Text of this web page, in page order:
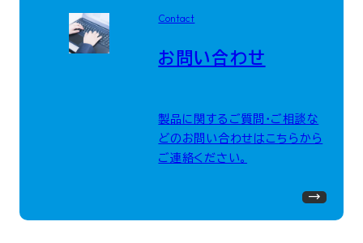
Contact
お問い合わせ
製品に関するご質問・ご相談な
どのお問い合わせはこちらから
ご連絡ください。